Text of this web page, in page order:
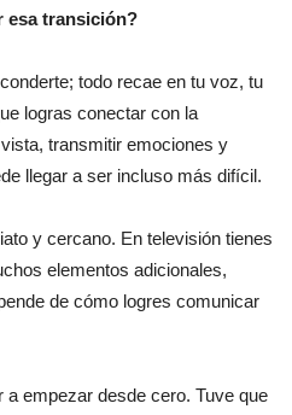
esa transición?
todo recae en tu voz, tu
logras conectar con la
transmitir emociones y
llegar a ser incluso más difícil.
y cercano. En televisión tienes
elementos adicionales,
de cómo logres comunicar
a empezar desde cero. Tuve que